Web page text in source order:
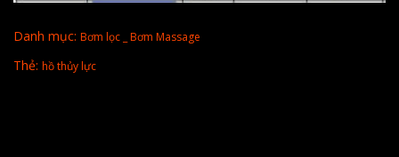
Danh mục: Bơm lọc _ Bơm Massage
Thẻ: hồ thủy lực